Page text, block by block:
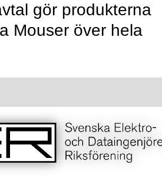
gör produkterna
Mouser över hela